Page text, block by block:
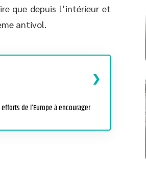
que depuis l’intérieur et
antivol.
de l’Europe à encourager